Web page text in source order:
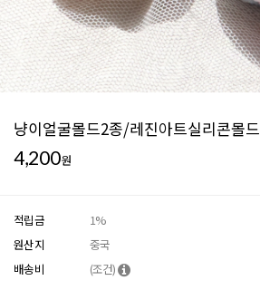
냥이얼굴몰드2종/레진아트실리콘몰드
4,200원
적립금
1%
원산지
중국
배송비
(조건)